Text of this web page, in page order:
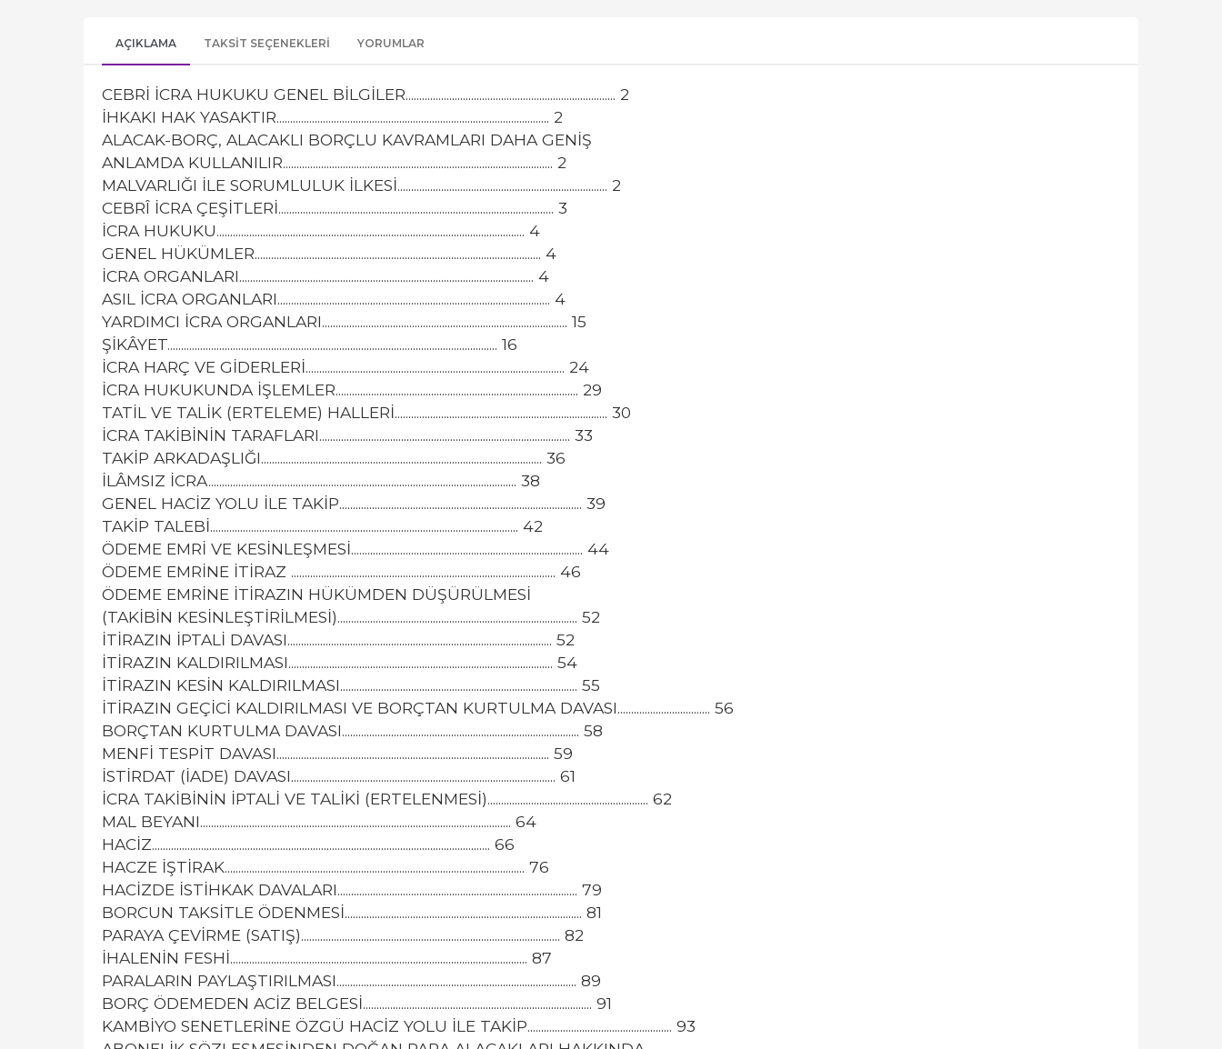
AÇIKLAMA TAKSIT SEÇENEKLERI YORUMLAR
CEBRİ İCRA HUKUKU GENEL BİLGİLER............................................................................. 2
İHKAKI HAK YASAKTIR.................................................................................................... 2
ALACAK-BORÇ, ALACAKLI BORÇLU KAVRAMLARI DAHA GENİŞ
ANLAMDA KULLANILIR................................................................................................... 2
MALVARLIĞI İLE SORUMLULUK İLKESİ............................................................................. 2
CEBRÎ İCRA ÇEŞİTLERİ..................................................................................................... 3
İCRA HUKUKU................................................................................................................. 4
GENEL HÜKÜMLER......................................................................................................... 4
İCRA ORGANLARI............................................................................................................ 4
ASIL İCRA ORGANLARI.................................................................................................... 4
YARDIMCI İCRA ORGANLARI.......................................................................................... 15
ŞİKÂYET......................................................................................................................... 16
İCRA HARÇ VE GİDERLERİ............................................................................................... 24
İCRA HUKUKUNDA İŞLEMLER......................................................................................... 29
TATİL VE TALİK (ERTELEME) HALLERİ.............................................................................. 30
İCRA TAKİBİNİN TARAFLARI............................................................................................ 33
TAKİP ARKADAŞLIĞI....................................................................................................... 36
İLÂMSIZ İCRA................................................................................................................. 38
GENEL HACİZ YOLU İLE TAKİP......................................................................................... 39
TAKİP TALEBİ................................................................................................................. 42
ÖDEME EMRİ VE KESİNLEŞMESİ..................................................................................... 44
ÖDEME EMRİNE İTİRAZ ................................................................................................. 46
ÖDEME EMRİNE İTİRAZIN HÜKÜMDEN DÜŞÜRÜLMESİ
(TAKİBİN KESİNLEŞTİRİLMESİ)........................................................................................ 52
İTİRAZIN İPTALİ DAVASI................................................................................................. 52
İTİRAZIN KALDIRILMASI................................................................................................. 54
İTİRAZIN KESİN KALDIRILMASI....................................................................................... 55
İTİRAZIN GEÇİCİ KALDIRILMASI VE BORÇTAN KURTULMA DAVASI.................................. 56
BORÇTAN KURTULMA DAVASI....................................................................................... 58
MENFİ TESPİT DAVASI.................................................................................................... 59
İSTİRDAT (İADE) DAVASI................................................................................................. 61
İCRA TAKİBİNİN İPTALİ VE TALİKİ (ERTELENMESİ)........................................................... 62
MAL BEYANI.................................................................................................................. 64
HACİZ............................................................................................................................ 66
HACZE İŞTİRAK.............................................................................................................. 76
HACİZDE İSTİHKAK DAVALARI........................................................................................ 79
BORCUN TAKSİTLE ÖDENMESİ....................................................................................... 81
PARAYA ÇEVİRME (SATIŞ)............................................................................................... 82
İHALENİN FESHİ............................................................................................................. 87
PARALARIN PAYLAŞTIRILMASI........................................................................................ 89
BORÇ ÖDEMEDEN ACİZ BELGESİ.................................................................................... 91
KAMBİYO SENETLERİNE ÖZGÜ HACİZ YOLU İLE TAKİP..................................................... 93